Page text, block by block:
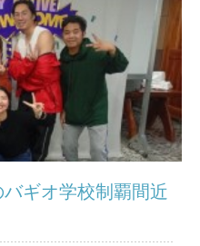
ギオ学校制覇間近